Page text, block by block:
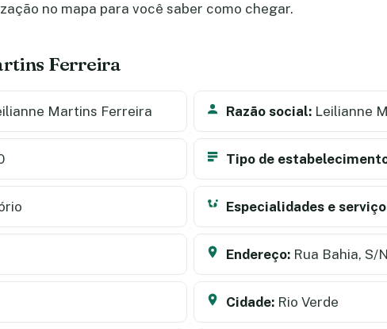
no mapa para você saber como chegar.
Ferreira
Martins Ferreira Razão social: Leilianne
Tipo de
Especialidades e
Endereço: Rua Bahia, S/N
Cidade: Rio Verde